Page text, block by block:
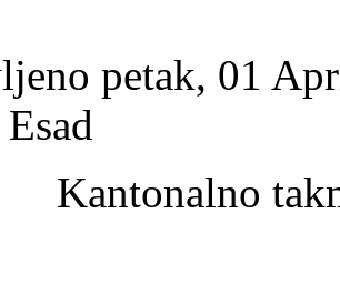
petak, 01
Kantonalno